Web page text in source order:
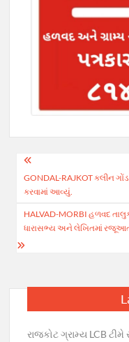
Post
navigation
GONDAL-RAJKOT ક્લીન
કરવામાં આવ્યું.
HALVAD-MORBI હળવદ
ધારાસભ્ય અને લેખિતમાં
રાજકોટ ગ્રામ્ય LCB